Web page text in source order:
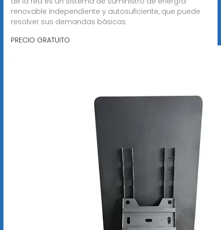
renovable independiente y autosuficiente, que puede
resolver sus demandas básicas
PRECIO GRATUITO